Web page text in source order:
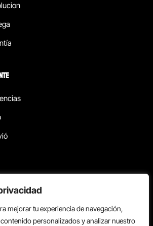
mejorar tu experiencia de navegación,
personalizados y analizar nuestro
Reisix. Todos los derechos reservados.